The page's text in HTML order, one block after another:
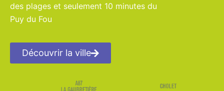
des plages et seulement 10 minutes du
Puy du Fou
Découvrir la ville